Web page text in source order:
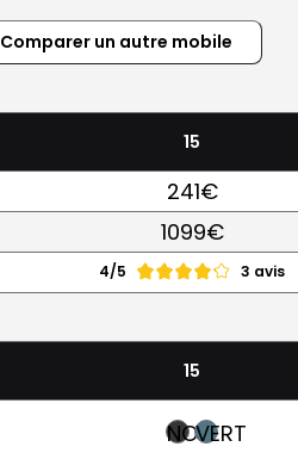
Comparer un autre mobile
15
241€
1099€
4/5 3 avis
15
NOIRVERT